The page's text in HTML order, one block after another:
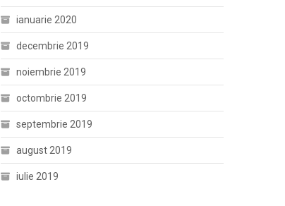
ianuarie 2020
decembrie 2019
noiembrie 2019
octombrie 2019
septembrie 2019
august 2019
iulie 2019